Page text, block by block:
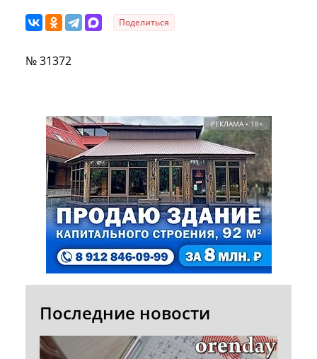
Поделиться
№ 31372
РЕКЛАМА • 18+
Последние новости